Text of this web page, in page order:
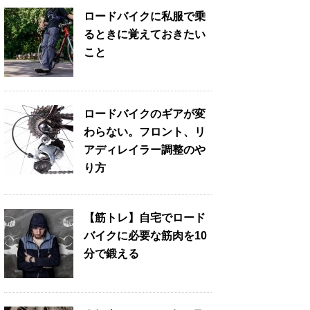
ロードバイクに私服で乗
るときに覚えておきたい
こと
ロードバイクのギアが変
わらない。フロント、リ
アディレイラー調整のや
り方
【筋トレ】自宅でロード
バイクに必要な筋肉を10
分で鍛える